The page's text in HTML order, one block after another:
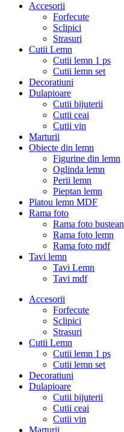
Accesorii
Forfecute
Sclipici
Strasuri
Cutii Lemn
Cutii lemn 1 ps
Cutii lemn set
Decoratiuni
Dulapioare
Cutii bijuterii
Cutii ceai
Cutii vin
Marturii
Obiecte din lemn
Figurine din lemn
Oglinda lemn
Perii lemn
Pieptan lemn
Platou lemn MDF
Rama foto
Rama foto bustean
Rama foto lemn
Rama foto mdf
Tavi lemn
Tavi Lemn
Tavi mdf
Accesorii
Forfecute
Sclipici
Strasuri
Cutii Lemn
Cutii lemn 1 ps
Cutii lemn set
Decoratiuni
Dulapioare
Cutii bijuterii
Cutii ceai
Cutii vin
Marturii